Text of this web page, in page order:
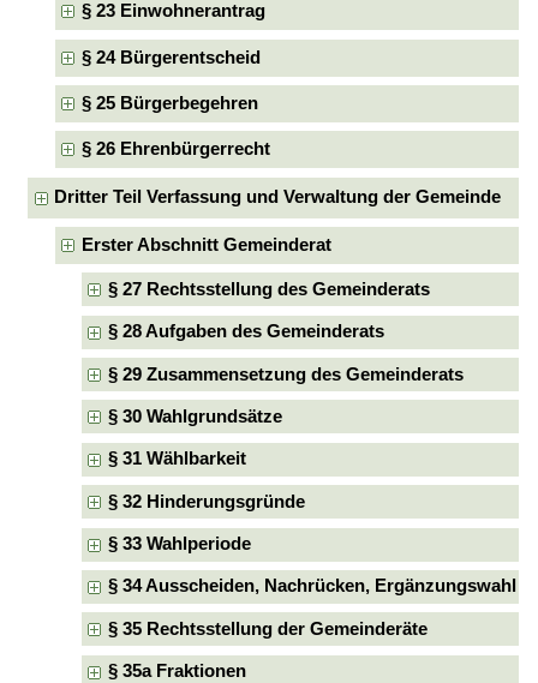
§ 23 Einwohnerantrag
§ 24 Bürgerentscheid
§ 25 Bürgerbegehren
§ 26 Ehrenbürgerrecht
Dritter Teil Verfassung und Verwaltung der Gemeinde
Erster Abschnitt Gemeinderat
§ 27 Rechtsstellung des Gemeinderats
§ 28 Aufgaben des Gemeinderats
§ 29 Zusammensetzung des Gemeinderats
§ 30 Wahlgrundsätze
§ 31 Wählbarkeit
§ 32 Hinderungsgründe
§ 33 Wahlperiode
§ 34 Ausscheiden, Nachrücken, Ergänzungswahl
§ 35 Rechtsstellung der Gemeinderäte
§ 35a Fraktionen